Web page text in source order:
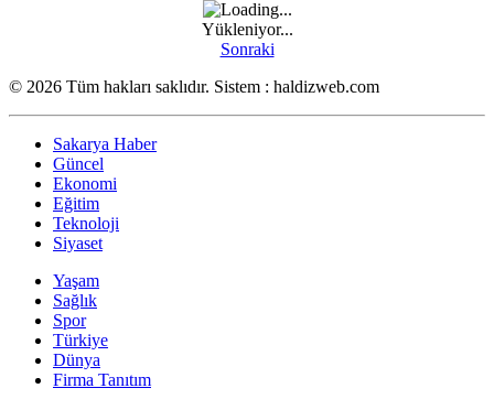
Yükleniyor...
Sonraki
© 2026 Tüm hakları saklıdır. Sistem : haldizweb.com
Sakarya Haber
Güncel
Ekonomi
Eğitim
Teknoloji
Siyaset
Yaşam
Sağlık
Spor
Türkiye
Dünya
Firma Tanıtım